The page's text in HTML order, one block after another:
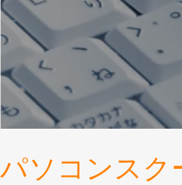
パソコンスク